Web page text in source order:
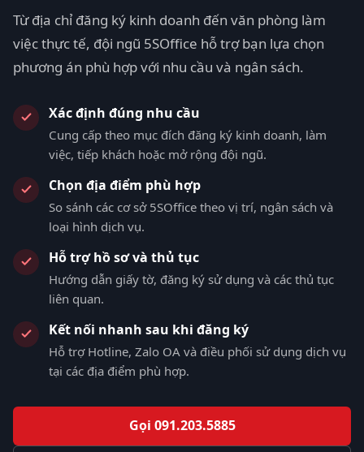
Từ địa chỉ đăng ký kinh doanh đến văn phòng làm
việc thực tế, đội ngũ 5SOffice hỗ trợ bạn lựa chọn
phương án phù hợp với nhu cầu và ngân sách.
Xác định đúng nhu cầu
Cung cấp theo mục đích đăng ký kinh doanh, làm
việc, tiếp khách hoặc mở rộng đội ngũ.
Chọn địa điểm phù hợp
So sánh các cơ sở 5SOffice theo vị trí, ngân sách và
loại hình dịch vụ.
Hỗ trợ hồ sơ và thủ tục
Hướng dẫn giấy tờ, đăng ký sử dụng và các thủ tục
liên quan.
Kết nối nhanh sau khi đăng ký
Hỗ trợ Hotline, Zalo OA và điều phối sử dụng dịch vụ
tại các địa điểm phù hợp.
Gọi 091.203.5885